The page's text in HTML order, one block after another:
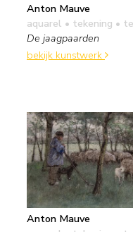
Anton Mauve
aquarel • tekening •
De jaagpaarden
bekijk kunstwerk
Anton Mauve